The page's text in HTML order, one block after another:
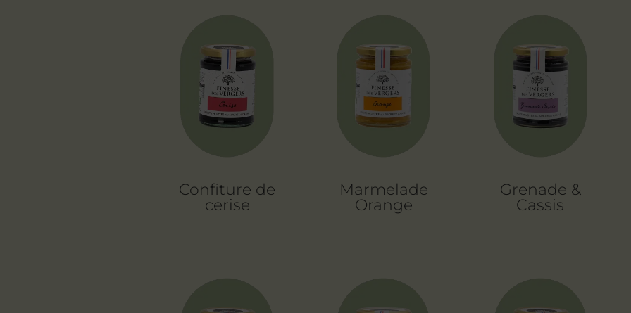
Confiture de
cerise
Marmelade
Orange
Grenade &
Cassis